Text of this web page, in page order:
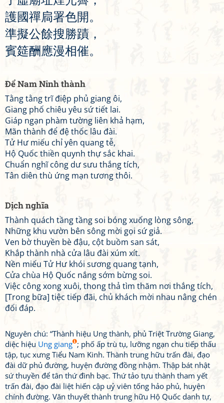
護國禪扃署色開。
準擬公餘搜勝蹟 ，
賓筵酬 應漫相催。
Để Nam Ninh thành
Tằng tằng trĩ điệp phủ giang ôi,
Giang phố chiêu yêu sứ tiết lai.
Giáp ngạn phàm tường liên khả hạm,
Mãn thành để đệ thốc lâu đài.
Tử Hư miếu chỉ yên quang tễ,
Hộ Quốc thiền quynh thự sắc khai.
Chuẩn nghĩ công dư sưu thắng tích,
Tân diên thù ứng mạn tương thôi.
Dịch nghĩa
Thành quách tầng tầng soi bóng xuống lòng sông,
Những khu vườn bên sông mời gọi sứ giả.
Ven bờ thuyền bè đậu, cột buồm san sát,
Khắp thành nhà cửa lâu đài xúm xít.
Nền miếu Tử Hư khói sương quang tạnh,
Cửa chùa Hộ Quốc nắng sớm bừng soi.
Việc công xong xuôi, thong thả tìm thăm nơi thắng tích,
[Trong bữa] tiệc tiếp đãi, chủ khách mời nhau nâng chén
đối đáp.
Nguyên chú: “Thành hiệu Ung thành, phủ Triệt Trường Giang,
diệc hiệu Ung giang ; phố ấp trù tụ, lưỡng ngạn chu tiếp thấu
tập, tục xưng Tiểu Nam Kinh. Thành trung hữu trấn đài, đạo
đài dữ phủ đường, huyện đường đồng nhậm. Thập bát nhật
sứ thuyền để tân thứ đình bạc. Thứ tảo tựu thành tham yết
trấn đài, đạo đài liệt hiến cập uỷ viên tống hảo phủ, huyện
chính đường. Văn thuyết thành trung hữu Hộ Quốc danh tự,